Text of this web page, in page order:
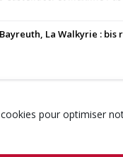
pour optimiser
Bayreuth, La Walkyrie :